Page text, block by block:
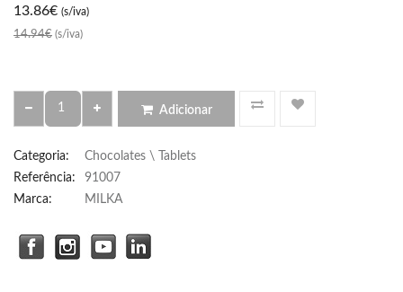
13.86€ (s/iva)
14.94€ (s/iva)
Adicionar
Categoria:
Chocolates \ Tablets
Referência:
91007
Marca:
MILKA